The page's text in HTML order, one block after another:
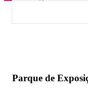
Parque de